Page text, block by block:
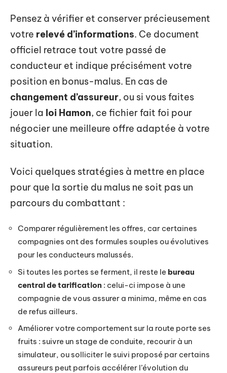
Pensez à vérifier et conserver précieusement
votre relevé d’informations. Ce document
officiel retrace tout votre passé de
conducteur et indique précisément votre
position en bonus-malus. En cas de
changement d’assureur, ou si vous faites
jouer la loi Hamon, ce fichier fait foi pour
négocier une meilleure offre adaptée à votre
situation.
Voici quelques stratégies à mettre en place
pour que la sortie du malus ne soit pas un
parcours du combattant :
Comparer régulièrement les offres, car certaines
compagnies ont des formules souples ou évolutives
pour les conducteurs malussés.
Si toutes les portes se ferment, il reste le bureau
central de tarification : celui-ci impose à une
compagnie de vous assurer a minima, même en cas
de refus ailleurs.
Améliorer votre comportement sur la route porte ses
fruits : suivre un stage de conduite, recourir à un
simulateur, ou solliciter le suivi proposé par certains
assureurs peut parfois accélérer l’évolution du